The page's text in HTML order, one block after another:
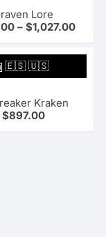
Lore
– $1,027.00
🇪🇸 🇺🇸
Kraken
$897.00